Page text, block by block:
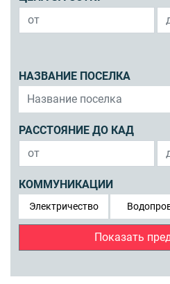
НАЗВАНИЕ ПОСЕЛКА
РАССТОЯНИЕ ДО КАД
КОММУНИКАЦИИ
Электричество
Показать